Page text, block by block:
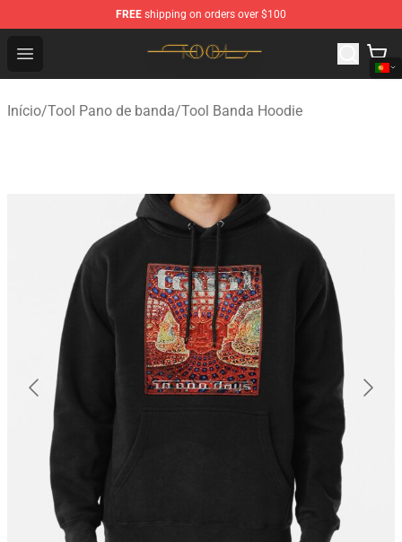
FREE shipping on orders over $100
Open menu
Tool Store - Official Tool Merchandise Shop
Início/Tool Pano de banda/Tool Banda Hoodie